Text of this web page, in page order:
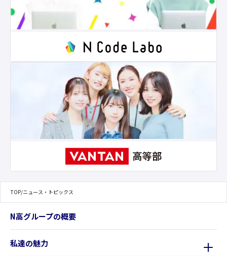
TOP/ニュース・トピックス
N高グループの概要
私達の魅力